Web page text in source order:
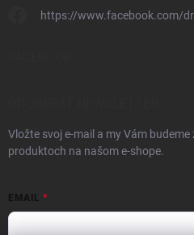
https://www.facebook.com/
Vložte svoj e-mail a my Vám
produktoch na našom e-shope.
EMAIL